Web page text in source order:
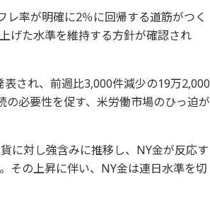
率が明確に2％に回帰する道筋がつく
げた水準を維持する方針が確認され
され、前週比3,000件減少の19万2,000
必要性を促す、米労働市場のひっ迫が
に対し強含みに推移し、NY金が反応す
その上昇に伴い、NY金は連日水準を切